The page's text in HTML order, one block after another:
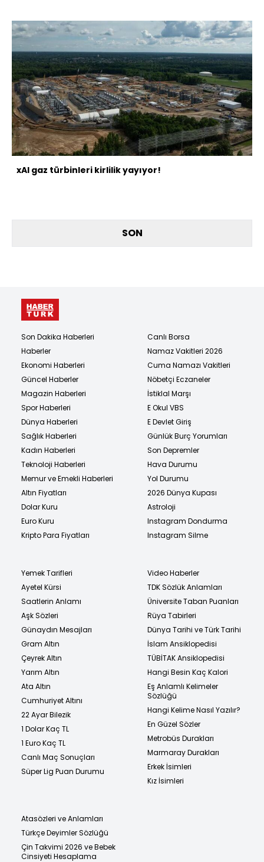
xAI gaz türbinleri kirlilik yayıyor!
SON
Son Dakika Haberleri
Haberler
Ekonomi Haberleri
Güncel Haberler
Magazin Haberleri
Spor Haberleri
Dünya Haberleri
Sağlık Haberleri
Kadın Haberleri
Teknoloji Haberleri
Memur ve Emekli Haberleri
Altın Fiyatları
Dolar Kuru
Euro Kuru
Kripto Para Fiyatları
Canlı Borsa
Namaz Vakitleri 2026
Cuma Namazı Vakitleri
Nöbetçi Eczaneler
İstiklal Marşı
E Okul VBS
E Devlet Giriş
Günlük Burç Yorumları
Son Depremler
Hava Durumu
Yol Durumu
2026 Dünya Kupası
Astroloji
Instagram Dondurma
Instagram Silme
Yemek Tarifleri
Ayetel Kürsi
Saatlerin Anlamı
Aşk Sözleri
Günaydın Mesajları
Gram Altın
Çeyrek Altın
Yarım Altın
Ata Altın
Cumhuriyet Altını
22 Ayar Bilezik
1 Dolar Kaç TL
1 Euro Kaç TL
Canlı Maç Sonuçları
Süper Lig Puan Durumu
Video Haberler
TDK Sözlük Anlamları
Üniversite Taban Puanları
Rüya Tabirleri
Dünya Tarihi ve Türk Tarihi
İslam Ansiklopedisi
TÜBİTAK Ansiklopedisi
Hangi Besin Kaç Kalori
Eş Anlamlı Kelimeler
Sözlüğü
Hangi Kelime Nasıl Yazılır?
En Güzel Sözler
Metrobüs Durakları
Marmaray Durakları
Erkek İsimleri
Kız İsimleri
Atasözleri ve Anlamları
Türkçe Deyimler Sözlüğü
Çin Takvimi 2026 ve Bebek
Cinsiyeti Hesaplama